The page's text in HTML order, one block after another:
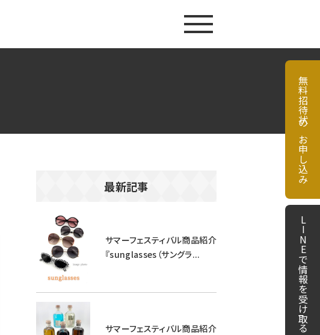
無料招待状のお申し込み
LINEで情報を受け取る
最新記事
サマーフェスティバル商品紹介
『sunglasses（サングラ...
サマーフェスティバル商品紹介